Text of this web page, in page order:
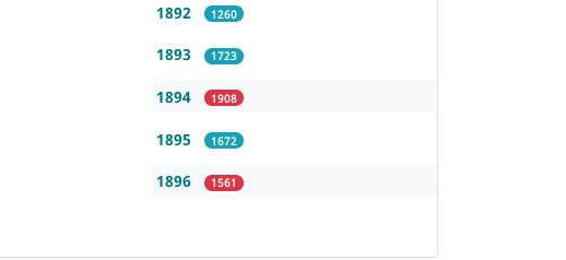
1892 1260
1893 1723
1894 1908
1895 1672
1896 1561